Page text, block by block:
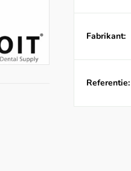
Fabrikant:
Referentie: